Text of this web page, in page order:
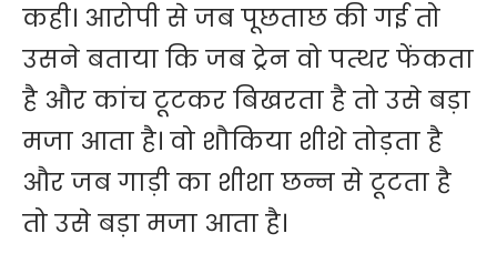
कही। आरोपी से जब पूछताछ की गई तो
उसने बताया कि जब ट्रेन वो पत्थर फेंकता
है और कांच टूटकर बिखरता है तो उसे बड़ा
मजा आता है। वो शौकिया शीशे तोड़ता है
और जब गाड़ी का शीशा छन्न से टूटता है
तो उसे बड़ा मजा आता है।